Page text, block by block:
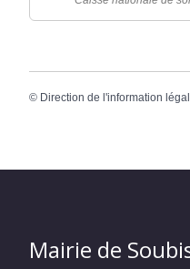
© Direction de l'information
Mairie de